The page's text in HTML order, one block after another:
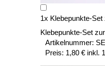
1x Klebepunkte-
Klebepunkte-Set
Artikelnummer:
Preis: 1,80 € inkl.